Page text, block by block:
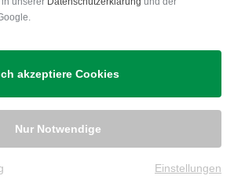
akzeptiere Cookies
Nur Notwendige
Einstellungen